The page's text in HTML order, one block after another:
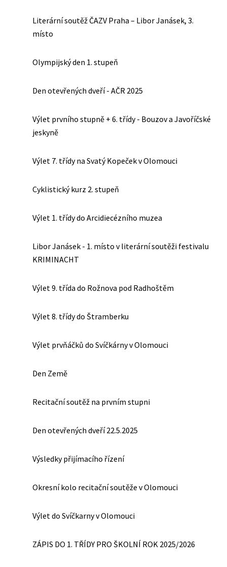
Literární soutěž ČAZV Praha – Libor Janásek, 3.
místo
Olympijský den 1. stupeň
Den otevřených dveří - AČR 2025
Výlet prvního stupně + 6. třídy - Bouzov a Javoříčské
jeskyně
Výlet 7. třídy na Svatý Kopeček v Olomouci
Cyklistický kurz 2. stupeň
Výlet 1. třídy do Arcidiecézního muzea
Libor Janásek - 1. místo v literární soutěži festivalu
KRIMINACHT
Výlet 9. třída do Rožnova pod Radhoštěm
Výlet 8. třídy do Štramberku
Výlet prvňáčků do Svíčkárny v Olomouci
Den Země
Recitační soutěž na prvním stupni
Den otevřených dveří 22.5.2025
Výsledky přijímacího řízení
Okresní kolo recitační soutěže v Olomouci
Výlet do Svíčkarny v Olomouci
ZÁPIS DO 1. TŘÍDY PRO ŠKOLNÍ ROK 2025/2026